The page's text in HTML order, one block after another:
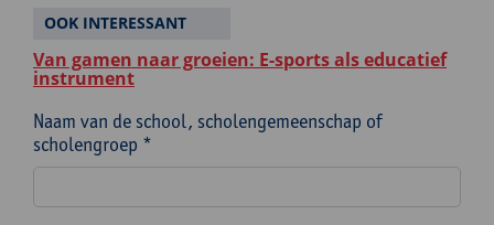
OOK INTERESSANT
Van gamen naar groeien: E-sports als educatief
instrument
Naam van de school, scholengemeenschap of
scholengroep *